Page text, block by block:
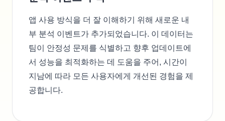
앱 사용 방식을 더 잘 이해하기 위해 새로운 내
부 분석 이벤트가 추가되었습니다. 이 데이터는
팀이 안정성 문제를 식별하고 향후 업데이트에
서 성능을 최적화하는 데 도움을 주어, 시간이
지남에 따라 모든 사용자에게 개선된 경험을 제
공합니다.